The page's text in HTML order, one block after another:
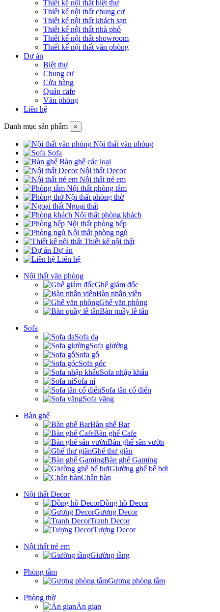
Thiết kế nội thất biệt thự
Thiết kế nội thất chung cư
Thiết kế nội thất khách sạn
Thiết kế nội thất nhà phố
Thiết kế nội thất showroom
Thiết kế nội thất văn phòng
Dự án
Biệt thự
Chung cư
Cửa hàng
Quán cafe
Văn phòng
Liên hệ
Danh mục sản phẩm ×
Nội thất văn phòng
Sofa
Bàn ghế các loại
Nội thất Decor
Nội thất trẻ em
Nội thất phòng tắm
Nội thất phòng thờ
Ngoại thất
Nội thất phòng khách
Nội thất phòng bếp
Nội thất phòng ngủ
Thiết kế nội thất
Dự án
Liên hệ
Nội thất văn phòng
Ghế giám đốc
Bàn nhân viên
Ghế văn phòng
Bàn quầy lễ tân
Sofa
Sofa da
Sofa giường
Sofa gỗ
Sofa góc
Sofa nhập khẩu
Sofa nỉ
Sofa tân cổ điển
Sofa văng
Bàn ghế
Bàn ghế Bar
Bàn ghế Cafe
Bàn ghế sân vườn
Ghế thư giãn
Bàn ghế Gaming
Giường ghế bể bơi
Chân bàn
Nội thất Decor
Đồng hồ Decor
Gương Decor
Tranh Decor
Tượng Decor
Nội thất trẻ em
Giường tầng
Phòng tắm
Gương phòng tắm
Phòng thờ
Án gian